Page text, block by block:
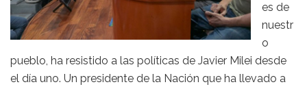
es de
nuestr
o
pueblo, ha resistido a las políticas de Javier Milei desde
el día uno. Un presidente de la Nación que ha llevado a